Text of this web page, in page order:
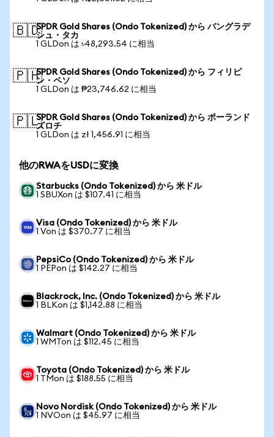
🇧🇩SPDR Gold Shares (Ondo Tokenized) から バングラデ
シュ・タカ
1 GLDon は ৳48,293.54 に相当
🇵🇭SPDR Gold Shares (Ondo Tokenized) から フィリピ
ン・ペソ
1 GLDon は ₱23,746.62 に相当
🇵🇱SPDR Gold Shares (Ondo Tokenized) から ポーランド
ズロチ
1 GLDon は zł 1,456.91 に相当
他のRWAをUSDに変換
Starbucks (Ondo Tokenized) から 米ドル
1 SBUXon は $107.41 に相当
Visa (Ondo Tokenized) から 米ドル
1 Von は $370.77 に相当
PepsiCo (Ondo Tokenized) から 米ドル
1 PEPon は $142.27 に相当
Blackrock, Inc. (Ondo Tokenized) から 米ドル
1 BLKon は $1,142.88 に相当
Walmart (Ondo Tokenized) から 米ドル
1 WMTon は $112.45 に相当
Toyota (Ondo Tokenized) から 米ドル
1 TMon は $188.55 に相当
Novo Nordisk (Ondo Tokenized) から 米ドル
1 NVOon は $45.97 に相当